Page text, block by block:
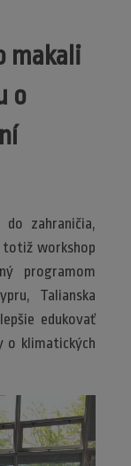
makali
o
zahraničia,
workshop
programom
Talianska
edukovať
o klimatických